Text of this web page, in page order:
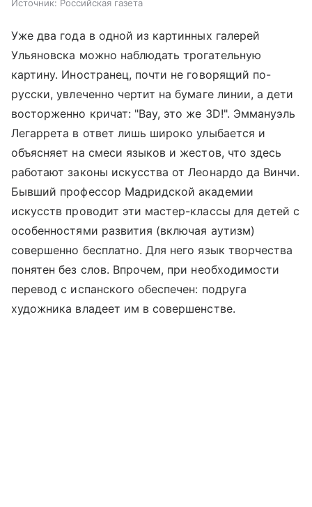
Источник: Российская газета
Уже два года в одной из картинных галерей
Ульяновска можно наблюдать трогательную
картину. Иностранец, почти не говорящий по-
русски, увлеченно чертит на бумаге линии, а дети
восторженно кричат: "Вау, это же 3D!". Эммануэль
Легаррета в ответ лишь широко улыбается и
объясняет на смеси языков и жестов, что здесь
работают законы искусства от Леонардо да Винчи.
Бывший профессор Мадридской академии
искусств проводит эти мастер-классы для детей с
особенностями развития (включая аутизм)
совершенно бесплатно. Для него язык творчества
понятен без слов. Впрочем, при необходимости
перевод с испанского обеспечен: подруга
художника владеет им в совершенстве.